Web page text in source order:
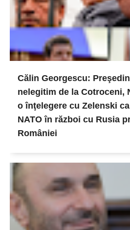
Călin Georgescu:
nelegitim de la Cotroceni,
o înţelegere cu Zelenski
NATO în război cu Rusia
României